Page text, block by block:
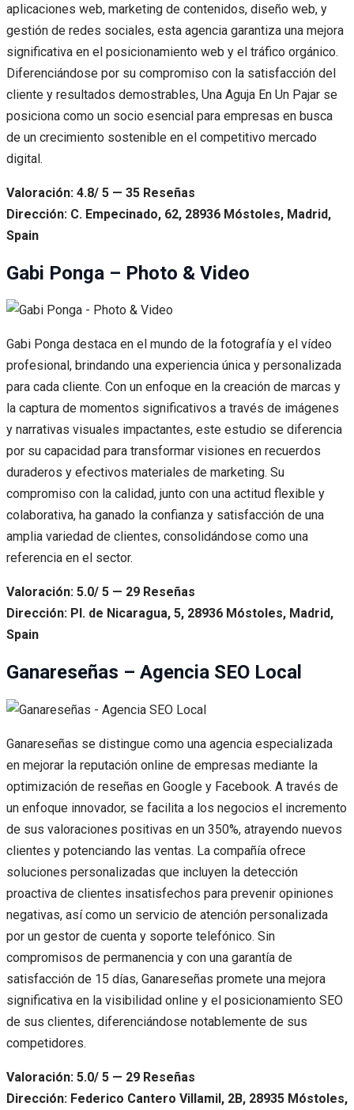
aplicaciones web, marketing de contenidos, diseño web, y
gestión de redes sociales, esta agencia garantiza una mejora
significativa en el posicionamiento web y el tráfico orgánico.
Diferenciándose por su compromiso con la satisfacción del
cliente y resultados demostrables, Una Aguja En Un Pajar se
posiciona como un socio esencial para empresas en busca
de un crecimiento sostenible en el competitivo mercado
digital.
Valoración: 4.8/ 5 — 35 Reseñas
Dirección: C. Empecinado, 62, 28936 Móstoles, Madrid,
Spain
Gabi Ponga – Photo & Video
Gabi Ponga destaca en el mundo de la fotografía y el vídeo
profesional, brindando una experiencia única y personalizada
para cada cliente. Con un enfoque en la creación de marcas y
la captura de momentos significativos a través de imágenes
y narrativas visuales impactantes, este estudio se diferencia
por su capacidad para transformar visiones en recuerdos
duraderos y efectivos materiales de marketing. Su
compromiso con la calidad, junto con una actitud flexible y
colaborativa, ha ganado la confianza y satisfacción de una
amplia variedad de clientes, consolidándose como una
referencia en el sector.
Valoración: 5.0/ 5 — 29 Reseñas
Dirección: Pl. de Nicaragua, 5, 28936 Móstoles, Madrid,
Spain
Ganareseñas – Agencia SEO Local
Ganareseñas se distingue como una agencia especializada
en mejorar la reputación online de empresas mediante la
optimización de reseñas en Google y Facebook. A través de
un enfoque innovador, se facilita a los negocios el incremento
de sus valoraciones positivas en un 350%, atrayendo nuevos
clientes y potenciando las ventas. La compañía ofrece
soluciones personalizadas que incluyen la detección
proactiva de clientes insatisfechos para prevenir opiniones
negativas, así como un servicio de atención personalizada
por un gestor de cuenta y soporte telefónico. Sin
compromisos de permanencia y con una garantía de
satisfacción de 15 días, Ganareseñas promete una mejora
significativa en la visibilidad online y el posicionamiento SEO
de sus clientes, diferenciándose notablemente de sus
competidores.
Valoración: 5.0/ 5 — 29 Reseñas
Dirección: Federico Cantero Villamil, 2B, 28935 Móstoles,